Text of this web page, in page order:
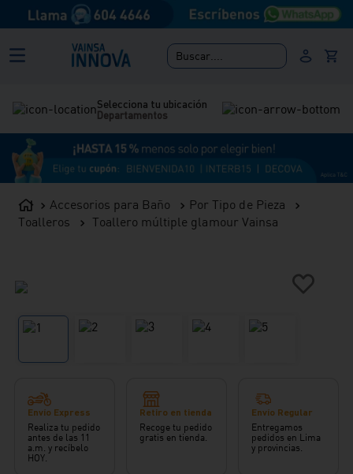
Buscar....
Selecciona tu ubicación
Departamentos
Accesorios para Baño
Por Tipo de Pieza
Toalleros
Toallero múltiple glamour Vainsa
Envío Express
Realiza tu pedido
antes de las 11
a.m. y recíbelo
HOY.
Retiro en tienda
Recoge tu pedido
gratis en tienda.
Envío Regular
Entregamos
pedidos en Lima
y provincias.